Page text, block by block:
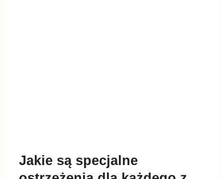
Jakie są specjalne